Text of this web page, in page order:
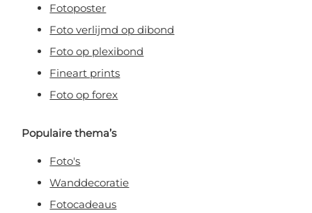
Fotoposter
Foto verlijmd op dibond
Foto op plexibond
Fineart prints
Foto op forex
Populaire thema’s
Foto's
Wanddecoratie
Fotocadeaus